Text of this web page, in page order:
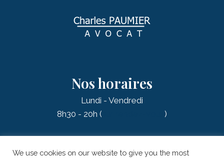
Nos horaires
Lundi - Vendredi
8h30 - 20h (
)
We use cookies on our website to give you the most